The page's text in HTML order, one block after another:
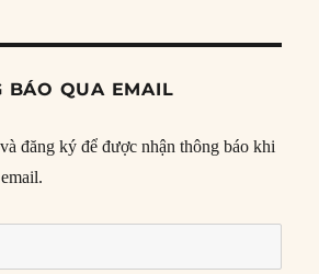
BÁO QUA EMAIL
đăng ký để được nhận thông báo khi